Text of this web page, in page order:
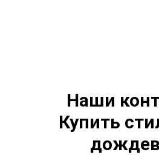
Наши
Купить